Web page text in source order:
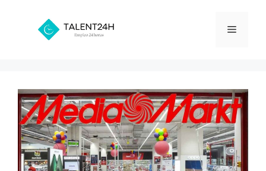
contenido
Menú